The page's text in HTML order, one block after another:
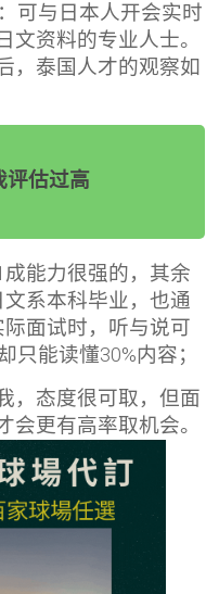
可与日本人开会实时
文资料的专业人士。
，泰国人才的观察如
评估过高
能力很强的，其余
系本科毕业，也通
面试时，听与说可
只能读懂30%内容；
，态度很可取，但面
会更有高率取机会。